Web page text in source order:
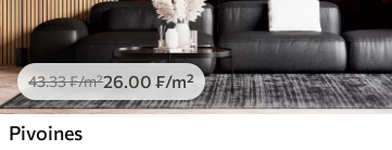
43.33₣/m²26.00 ₣/m²
Pivoines